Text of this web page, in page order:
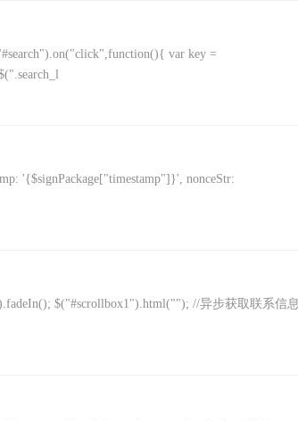
var key =
'{$signPackage["timestamp"]}', nonceStr:
$("#scrollbox1").html(""); //异步获取联系信